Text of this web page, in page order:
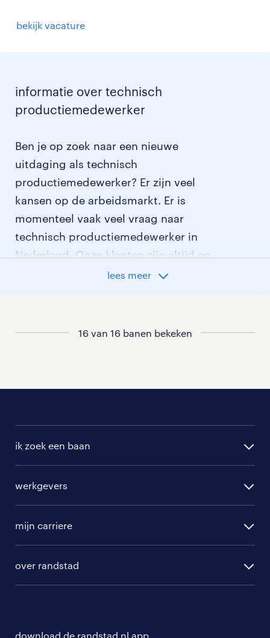
bekijk vacature
informatie over technisch
productiemedewerker
Ben je op zoek naar een nieuwe
uitdaging als technisch
productiemedewerker? Er zijn veel
kansen op de arbeidsmarkt. Er is
momenteel vaak veel vraag naar
technisch productiemedewerker in
Nederland. Onze klanten zijn altijd op
zoek naar gemotiveerd personeel en wij
van vacatures vind je de meest recente
lees meer
16 van 16 banen bekeken
ik zoek een baan
randstad professional
randstad digital
werkgevers
hr-diensten
branches
mijn carriere
over randstad
download de randstad nl app